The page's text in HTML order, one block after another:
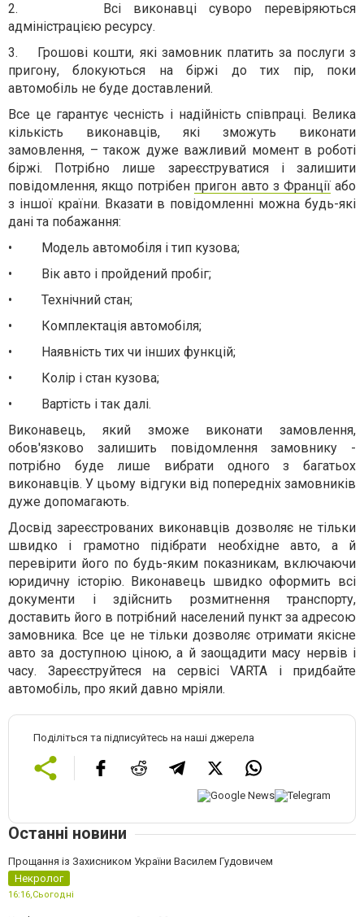
2.
Всі виконавці суворо перевіряються
адміністрацією ресурсу.
3.
Грошові кошти, які замовник платить за послуги з
пригону, блокуються на біржі до тих пір, поки
автомобіль не буде доставлений.
Все це гарантує чесність і надійність співпраці. Велика
кількість виконавців, які зможуть виконати
замовлення, –також дуже важливий момент в роботі
біржі. Потрібно лише зареєструватися і залишити
повідомлення, якщо потрібен пригон авто з Франціїабо
з іншої країни. Вказати в повідомленні можна будь-які
дані та побажання:
•
Модель автомобіля і тип кузова;
•
Вік авто і пройдений пробіг;
•
Технічний стан;
•
Комплектація автомобіля;
•
Наявність тих чи інших функцій;
•
Колір і стан кузова;
•
Вартість і так далі.
Виконавець, який зможе виконати замовлення,
обов'язково залишить повідомленнязамовнику -
потрібно буде лише вибрати одного з багатьох
виконавців. У цьому відгуки від попередніх замовників
дуже допомагають.
Досвід зареєстрованих виконавців дозволяє не тільки
швидко і грамотно підібрати необхідне авто, а й
перевірити його по будь-яким показникам, включаючи
юридичну історію. Виконавець швидко оформить всі
документи і здійснить розмитнення транспорту,
доставить його в потрібний населений пункт за адресою
замовника. Все це не тільки дозволяє отримати якісне
авто за доступною ціною, а й заощадити масу нервів і
часу. Зареєструйтесяна сервісі VARTA і придбайте
автомобіль, про який давно мріяли.
Поділіться та підписуйтесь на наші джерела
Останні новини
Прощання із Захисником України Василем Гудовичем
Некролог
16:16,Сьогодні